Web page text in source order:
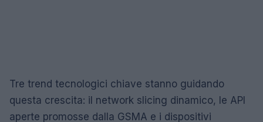
Tre trend tecnologici chiave stanno guidando
questa crescita: il network slicing dinamico, le API
aperte promosse dalla GSMA e i dispositivi